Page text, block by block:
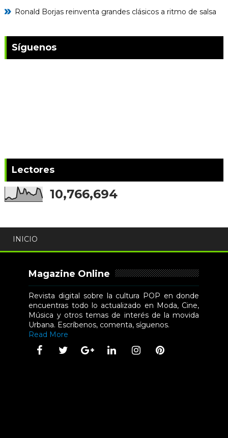
Ronald Borjas reinventa grandes clásicos a ritmo de salsa
Síguenos
Lectores
10,766,694
INICIO
Magazine Online
Revista digital sobre la cultura POP en donde
encuentras todo lo actualizado en Moda, Cine,
Música y otros temas de interés de la movida
Urbana. Escríbenos, comenta, síguenos.
Read More